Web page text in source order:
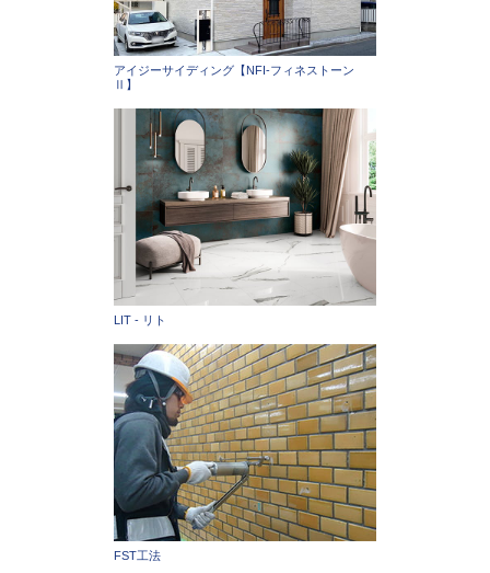
アイジーサイディング【NFI-フィネストーン
Ⅱ】
LIT - リト
FST工法